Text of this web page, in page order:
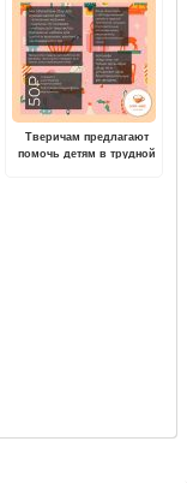
Тверичам предлагают
помочь детям в трудной